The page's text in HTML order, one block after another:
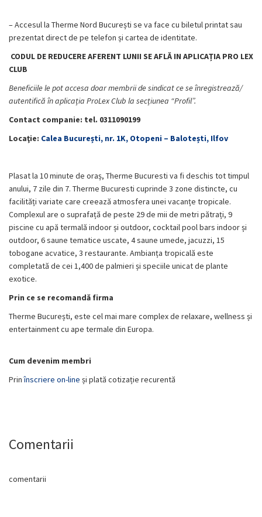
– Accesul la Therme Nord București se va face cu biletul printat sau
prezentat direct de pe telefon și cartea de identitate.
CODUL DE REDUCERE AFERENT LUNII SE AFLĂ IN APLICAȚIA PRO LEX
CLUB
Beneficiile le pot accesa doar membrii de sindicat ce se înregistrează/
autentifică în aplicația ProLex Club la secțiunea “Profil”.
Contact companie: tel. 0311090199
Locaţie: Calea București, nr. 1K, Otopeni – Balotești, Ilfov
Plasat la 10 minute de oraș, Therme Bucuresti va fi deschis tot timpul
anului, 7 zile din 7. Therme Bucuresti cuprinde 3 zone distincte, cu
facilități variate care creează atmosfera unei vacanțe tropicale.
Complexul are o suprafață de peste 29 de mii de metri pătrați, 9
piscine cu apă termală indoor și outdoor, cocktail pool bars indoor și
outdoor, 6 saune tematice uscate, 4 saune umede, jacuzzi, 15
tobogane acvatice, 3 restaurante. Ambianța tropicală este
completată de cei 1,400 de palmieri și speciile unicat de plante
exotice.
Prin ce se recomandă firma
​Therme București, este cel mai mare complex de relaxare, wellness și
entertainment cu ape termale din Europa.
Cum devenim membri
Prinînscriere on-line și plată cotizație recurentă
Comentarii
comentarii